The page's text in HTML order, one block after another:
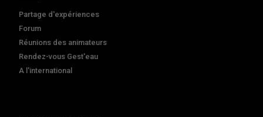
Partage d'expériences
Forum
Réunions des animateurs
Rendez-vous Gest'eau
A l'international